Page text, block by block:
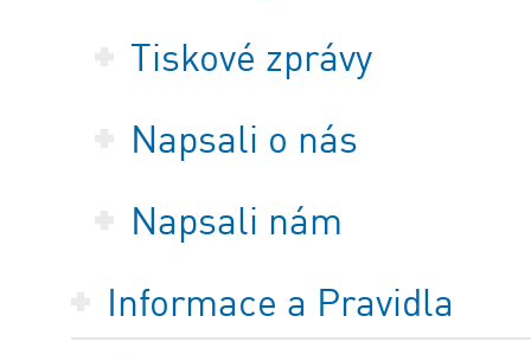
Tiskové zprávy
Napsali o nás
Napsali nám
Informace a Pravidla